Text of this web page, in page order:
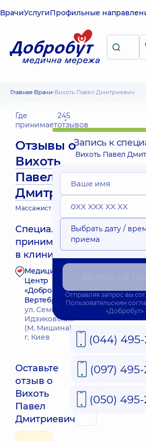
ВрачиУслугиПрофильные
Главная Врачи Вихоть Павел Дмитриевич
Где
принимает
245
отзывов
Отзывы о
Вихоть
Павел
Дмитриевич
Массажист
Специалист
принимает
в клинике
Ближайшее время приема:
Медицинский
Центр
«Добробут».
Вертебрология
ул. Семьи
Идзиковских
(М. Мишина), 3,
г. Киев
Оставьте
отзыв о
Вихоть
Павел
Дмитриевич
QR
Запись к
Вихоть Павел
Выбрать дату /
приема
Отправляя запрос вы
Пользовательским
«Добробут»
(044)
(097)
(050)